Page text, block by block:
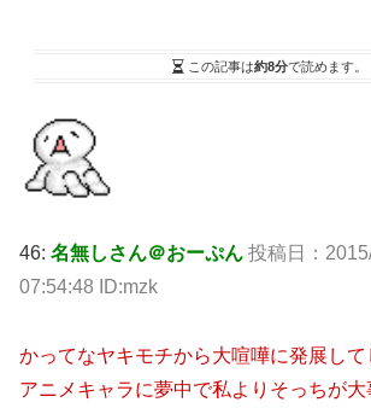
この記事は約8分で読めます。
46: 名無しさん＠おーぷん 投稿日：
07:54:48 ID:mzk
かってなヤキモチから大喧嘩に発展して
アニメキャラに夢中で私よりそっちが